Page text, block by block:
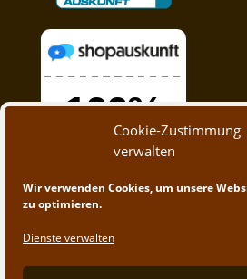
Cookie-Zustimmung
verwalten
Wir verwenden Cookies, um unsere
zu optimieren.
Dienste verwalten